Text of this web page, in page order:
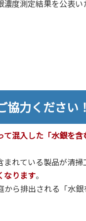
度測定結果を公表い
力ください！
て混入した「水銀を
れている製品が清
なります。
ら排出される「水